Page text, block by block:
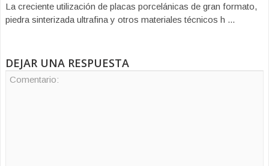
La creciente utilización de placas porcelánicas de gran formato,
piedra sinterizada ultrafina y otros materiales técnicos h ...
DEJAR UNA RESPUESTA